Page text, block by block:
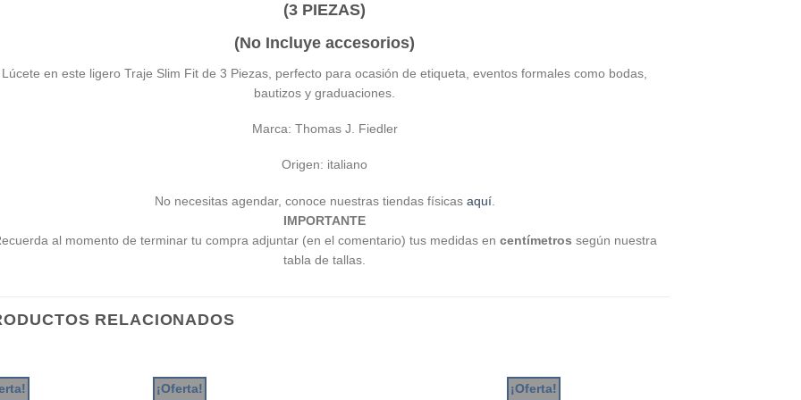
(3 PIEZAS)
(No Incluye accesorios)
Lúcete en este ligero Traje Slim Fit de 3 Piezas, perfecto para ocasión de etiqueta, eventos formales como bodas,
bautizos y graduaciones.
Marca: Thomas J. Fiedler
Origen: italiano
No necesitas agendar, conoce nuestras tiendas físicas aquí.
IMPORTANTE
al momento de terminar tu compra adjuntar (en el comentario) tus medidas en centímetros según nuestra
tabla de tallas.
RELACIONADOS
¡Oferta! ¡Oferta!